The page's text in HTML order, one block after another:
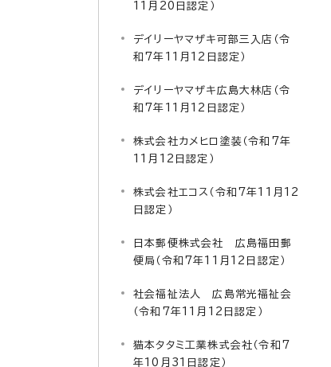
11月20日認定）
デイリーヤマザキ可部三入店（令
和7年11月12日認定）
デイリーヤマザキ広島大林店（令
和7年11月12日認定）
株式会社カメヒロ塗装（令和7年
11月12日認定）
株式会社エコス（令和7年11月12
日認定）
日本郵便株式会社 広島福田郵
便局（令和7年11月12日認定）
社会福祉法人 広島常光福祉会
（令和7年11月12日認定）
猫本タタミ工業株式会社（令和7
年10月31日認定）